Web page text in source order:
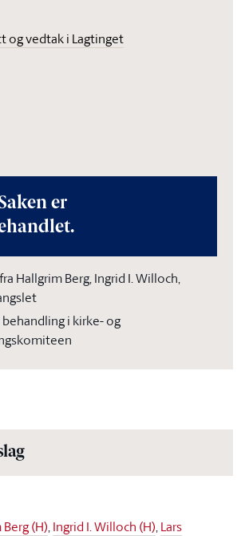
og vedtak i Lagtinget
er
Hallgrim Berg, Ingrid I. Willoch,
i kirke- og
(H),Ingrid I. Willoch (H),Lars